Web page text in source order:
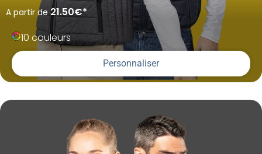
A partir de21.50€*
10 couleurs
Personnaliser